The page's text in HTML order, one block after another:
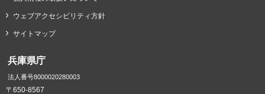
ウェブアクセシビリティ方針
サイトマップ
兵庫県庁
法人番号8000020280003
〒650-8567